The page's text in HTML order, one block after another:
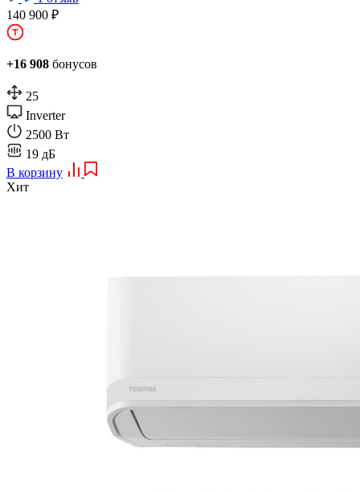
140 900 ₽
+16 908 бонусов
25
Inverter
2500 Вт
19 дБ
В корзину
Хит